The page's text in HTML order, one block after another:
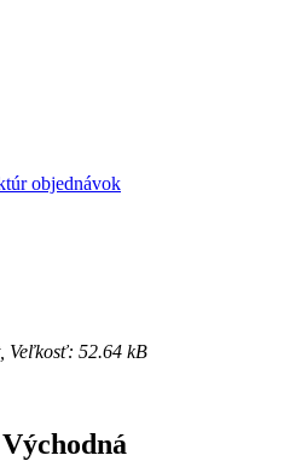
objednávok
Veľkosť: 52.64 kB